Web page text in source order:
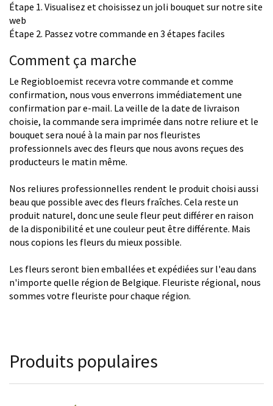
Étape 1. Visualisez et choisissez un joli bouquet sur notre site
web
Étape 2. Passez votre commande en 3 étapes faciles
Comment ça marche
Le Regiobloemist recevra votre commande et comme
confirmation, nous vous enverrons immédiatement une
confirmation par e-mail. La veille de la date de livraison
choisie, la commande sera imprimée dans notre reliure et le
bouquet sera noué à la main par nos fleuristes
professionnels avec des fleurs que nous avons reçues des
producteurs le matin même.
Nos reliures professionnelles rendent le produit choisi aussi
beau que possible avec des fleurs fraîches. Cela reste un
produit naturel, donc une seule fleur peut différer en raison
de la disponibilité et une couleur peut être différente. Mais
nous copions les fleurs du mieux possible.
Les fleurs seront bien emballées et expédiées sur l'eau dans
n'importe quelle région de Belgique. Fleuriste régional, nous
sommes votre fleuriste pour chaque région.
Produits populaires